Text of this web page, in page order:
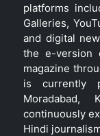
platforms
Galleries,
and digital
the e-version
magazine
is currently
Moradabad,
continuously
Hindi